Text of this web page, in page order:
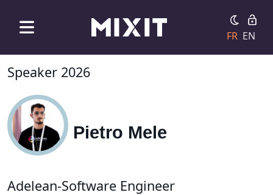
FR EN
Speaker 2026
Pietro Mele
Adelean-Software Engineer